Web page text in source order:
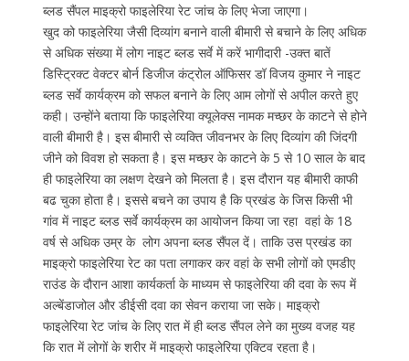
ब्लड सैंपल माइक्रो फाइलेरिया रेट जांच के लिए भेजा जाएगा।
खुद को फाइलेरिया जैसी दिव्यांग बनाने वाली बीमारी से बचाने के लिए अधिक
से अधिक संख्या में लोग नाइट ब्लड सर्वे में करें भागीदारी -उक्त बातें
डिस्ट्रिक्ट वेक्टर बोर्न डिजीज कंट्रोल ऑफिसर डॉ विजय कुमार ने नाइट
ब्लड सर्वे कार्यक्रम को सफल बनाने के लिए आम लोगों से अपील करते हुए
कही। उन्होंने बताया कि फाइलेरिया क्यूलेक्स नामक मच्छर के काटने से होने
वाली बीमारी है। इस बीमारी से व्यक्ति जीवनभर के लिए दिव्यांग की जिंदगी
जीने को विवश हो सकता है। इस मच्छर के काटने के 5 से 10 साल के बाद
ही फाइलेरिया का लक्षण देखने को मिलता है। इस दौरान यह बीमारी काफी
बढ चुका होता है। इससे बचने का उपाय है कि प्रखंड के जिस किसी भी
गांव में नाइट ब्लड सर्वे कार्यक्रम का आयोजन किया जा रहा वहां के 18
वर्ष से अधिक उम्र के लोग अपना ब्लड सैंपल दें। ताकि उस प्रखंड का
माइक्रो फाइलेरिया रेट का पता लगाकर कर वहां के सभी लोगों को एमडीए
राउंड के दौरान आशा कार्यकर्ता के माध्यम से फाइलेरिया की दवा के रूप में
अल्बेंडाजोल और डीईसी दवा का सेवन कराया जा सके। माइक्रो
फाइलेरिया रेट जांच के लिए रात में ही ब्लड सैंपल लेने का मुख्य वजह यह
कि रात में लोगों के शरीर में माइक्रो फाइलेरिया एक्टिव रहता है।